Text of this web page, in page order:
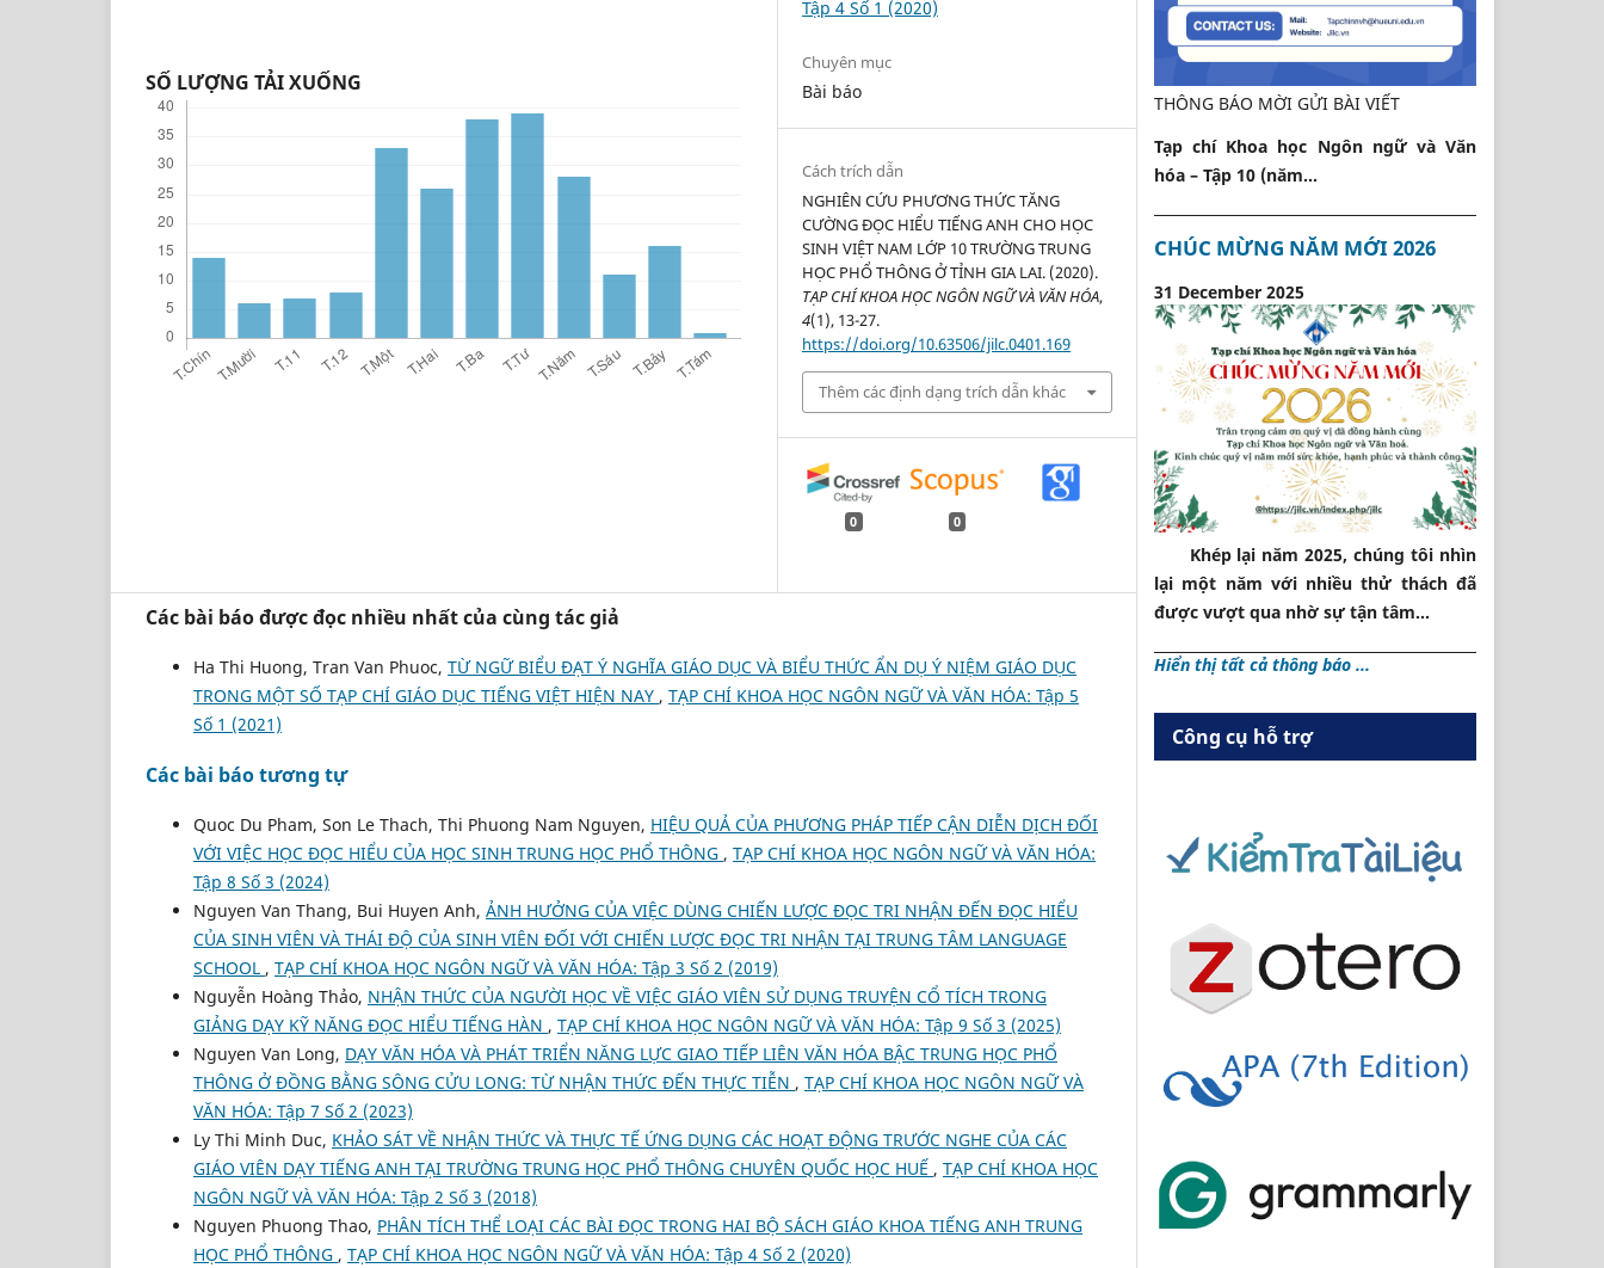
SỐ LƯỢNG TẢI XUỐNG
Tập 4 Số 1 (2020)
Chuyên mục
Bài báo
Cách trích dẫn
NGHIÊN CỨU PHƯƠNG THỨC TĂNG
CƯỜNG ĐỌC HIỂU TIẾNG ANH CHO HỌC
SINH VIỆT NAM LỚP 10 TRƯỜNG TRUNG
HỌC PHỔ THÔNG Ở TỈNH GIA LAI. (2020).
TẠP CHÍ KHOA HỌC NGÔN NGỮ VÀ VĂN HÓA,
4(1), 13-27.
https://doi.org/10.63506/jilc.0401.169
Thêm các định dạng trích dẫn khác
0 0
Các bài báo được đọc nhiều nhất của cùng tác giả
Ha Thi Huong, Tran Van Phuoc, TỪ NGỮ BIỂU ĐẠT Ý NGHĨA GIÁO DỤC VÀ BIỂU THỨC ẨN DỤ Ý NIỆM GIÁO DỤC
TRONG MỘT SỐ TẠP CHÍ GIÁO DỤC TIẾNG VIỆT HIỆN NAY , TẠP CHÍ KHOA HỌC NGÔN NGỮ VÀ VĂN HÓA: Tập 5
Số 1 (2021)
Các bài báo tương tự
Quoc Du Pham, Son Le Thach, Thi Phuong Nam Nguyen, HIỆU QUẢ CỦA PHƯƠNG PHÁP TIẾP CẬN DIỄN DỊCH ĐỐI
VỚI VIỆC HỌC ĐỌC HIỂU CỦA HỌC SINH TRUNG HỌC PHỔ THÔNG , TẠP CHÍ KHOA HỌC NGÔN NGỮ VÀ VĂN HÓA:
Tập 8 Số 3 (2024)
Nguyen Van Thang, Bui Huyen Anh, ẢNH HƯỞNG CỦA VIỆC DÙNG CHIẾN LƯỢC ĐỌC TRI NHẬN ĐẾN ĐỌC HIỂU
CỦA SINH VIÊN VÀ THÁI ĐỘ CỦA SINH VIÊN ĐỐI VỚI CHIẾN LƯỢC ĐỌC TRI NHẬN TẠI TRUNG TÂM LANGUAGE
SCHOOL , TẠP CHÍ KHOA HỌC NGÔN NGỮ VÀ VĂN HÓA: Tập 3 Số 2 (2019)
Nguyễn Hoàng Thảo, NHẬN THỨC CỦA NGƯỜI HỌC VỀ VIỆC GIÁO VIÊN SỬ DỤNG TRUYỆN CỔ TÍCH TRONG
GIẢNG DẠY KỸ NĂNG ĐỌC HIỂU TIẾNG HÀN , TẠP CHÍ KHOA HỌC NGÔN NGỮ VÀ VĂN HÓA: Tập 9 Số 3 (2025)
Nguyen Van Long, DẠY VĂN HÓA VÀ PHÁT TRIỂN NĂNG LỰC GIAO TIẾP LIÊN VĂN HÓA BẬC TRUNG HỌC PHỔ
THÔNG Ở ĐỒNG BẰNG SÔNG CỬU LONG: TỪ NHẬN THỨC ĐẾN THỰC TIỄN , TẠP CHÍ KHOA HỌC NGÔN NGỮ VÀ
VĂN HÓA: Tập 7 Số 2 (2023)
Ly Thi Minh Duc, KHẢO SÁT VỀ NHẬN THỨC VÀ THỰC TẾ ỨNG DỤNG CÁC HOẠT ĐỘNG TRƯỚC NGHE CỦA CÁC
GIÁO VIÊN DẠY TIẾNG ANH TẠI TRƯỜNG TRUNG HỌC PHỔ THÔNG CHUYÊN QUỐC HỌC HUẾ , TẠP CHÍ KHOA HỌC
NGÔN NGỮ VÀ VĂN HÓA: Tập 2 Số 3 (2018)
Nguyen Phuong Thao, PHÂN TÍCH THỂ LOẠI CÁC BÀI ĐỌC TRONG HAI BỘ SÁCH GIÁO KHOA TIẾNG ANH TRUNG
HỌC PHỔ THÔNG , TẠP CHÍ KHOA HỌC NGÔN NGỮ VÀ VĂN HÓA: Tập 4 Số 2 (2020)
THÔNG BÁO MỜI GỬI BÀI VIẾT
Tạp chí Khoa học Ngôn ngữ và Văn
hóa – Tập 10 (năm...
CHÚC MỪNG NĂM MỚI 2026
31 December 2025
Khép lại năm 2025, chúng tôi nhìn
lại một năm với nhiều thử thách đã
được vượt qua nhờ sự tận tâm...
Hiển thị tất cả thông báo ...
Công cụ hỗ trợ